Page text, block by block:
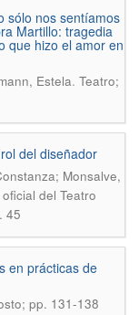
sólo nos sentíamos
Martillo: tragedia
que hizo el amor en
Estela. Teatro;
del diseñador
Monsalve,
del Teatro
45
en prácticas de
pp. 131-138